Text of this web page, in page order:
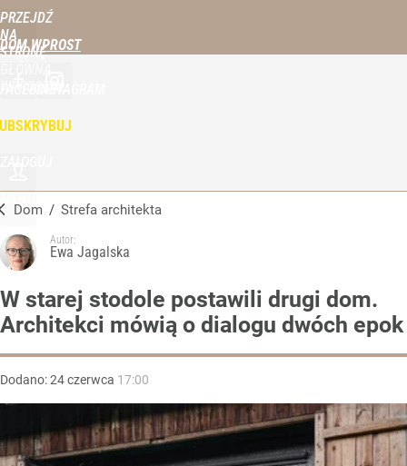
PRZEJDŹ
NA
STRONĘ
DOM WPROST
Dom / Strefa architekta
Autor:
Ewa Jagalska
W starej stodole postawili drugi dom.
Architekci mówią o dialogu dwóch epok
Dodano:24czerwca 17:00